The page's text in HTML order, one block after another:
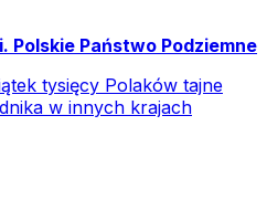
Polskie Państwo Podziemne
tysięcy Polaków tajne
w innych krajach